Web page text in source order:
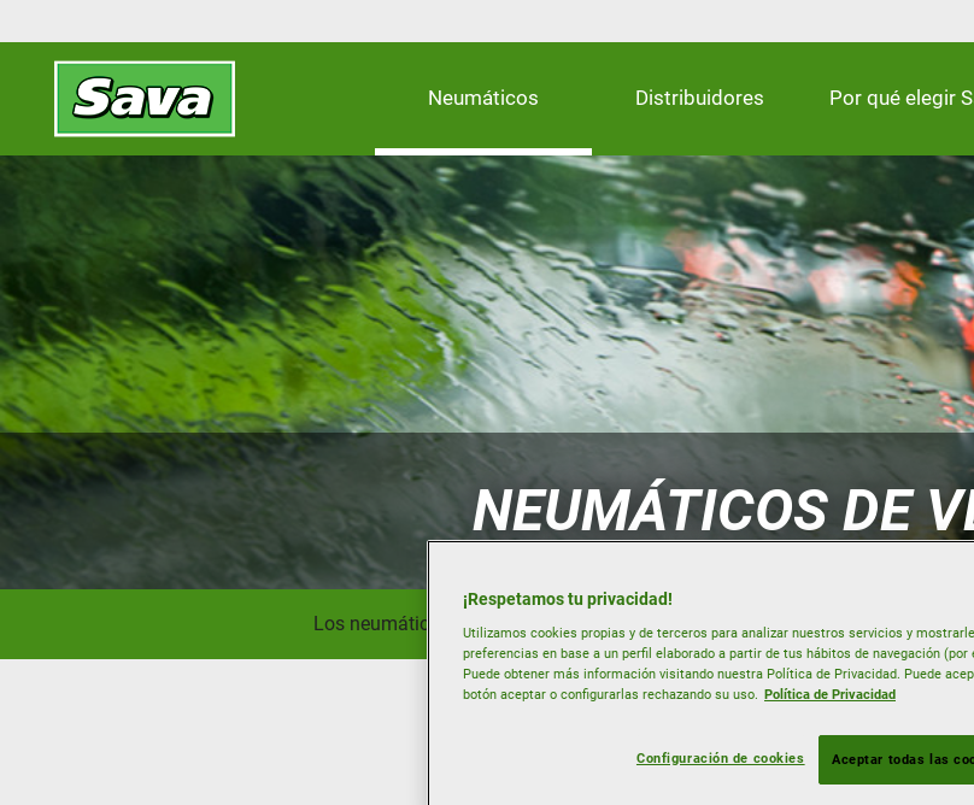
Neumáticos Distribuidores Por qué elegir
NEUMÁTICOS DE
Los neumáticos de verano se diseñan para condiciones climatológicas
Neumáticos por vehículo
¡Respetamos tu privacidad!
Utilizamos cookies propias y de terceros para analizar nuestros servicios y
preferencias en base a un perfil elaborado a partir de tus hábitos de navegación
Puede obtener más información visitando nuestra Política de Privacidad. Puede
botón aceptar o configurarlas rechazando su uso. Política de Privacidad
Configuración de cookies Aceptar todas las